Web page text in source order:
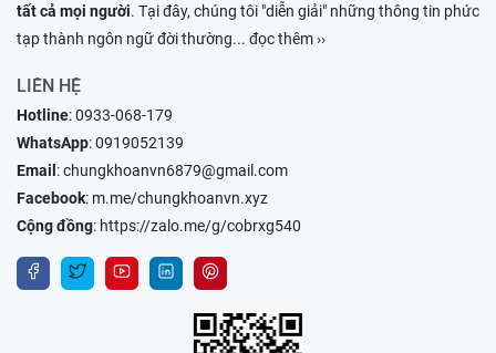
tất cả mọi người. Tại đây, chúng tôi "diễn giải" những thông tin phức
tạp thành ngôn ngữ đời thường... đọc thêm ››
LIÊN HỆ
Hotline:0933-068-179
WhatsApp:0919052139
Email :chungkhoanvn6879@gmail.com
Facebook: m.me/chungkhoanvn.xyz
Cộng đồng: https://zalo.me/g/cobrxg540